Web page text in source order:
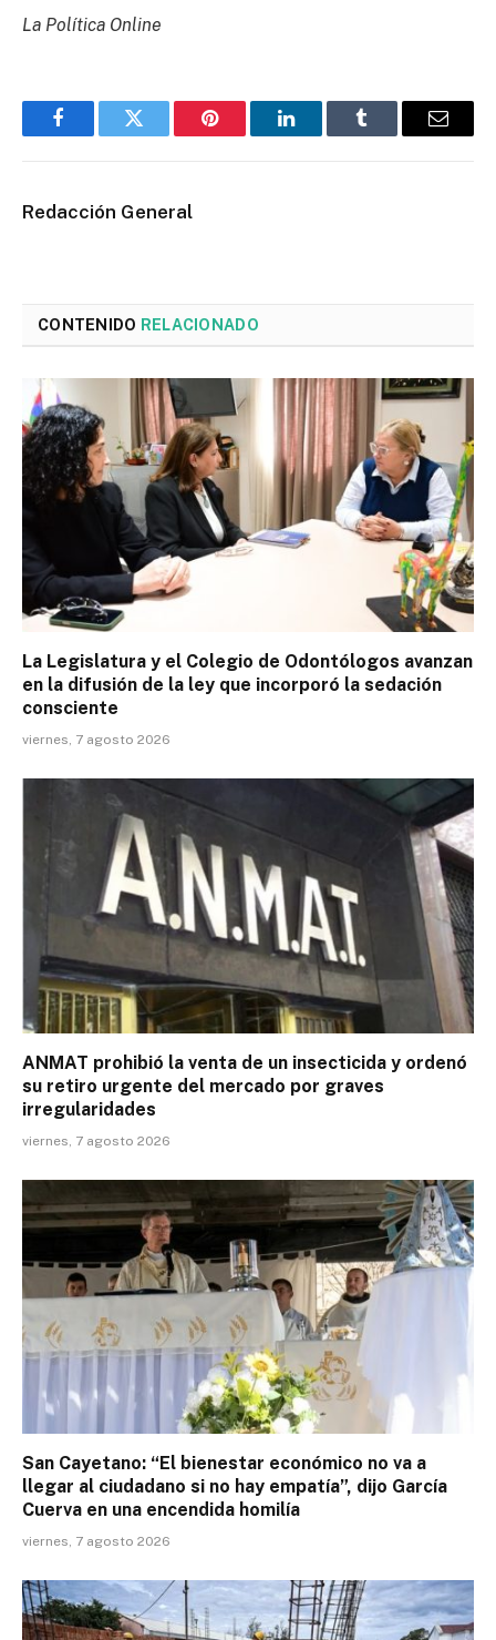
La Política Online
FacebookTwitter Pinterest LinkedInTumblr Email
Redacción General
CONTENIDO RELACIONADO
La Legislatura y el Colegio de Odontólogos avanzan
en la difusión de la ley que incorporó la sedación
consciente
viernes, 7 agosto 2026
ANMAT prohibió la venta de un insecticida y ordenó
su retiro urgente del mercado por graves
irregularidades
viernes, 7 agosto 2026
San Cayetano: “El bienestar económico no va a
llegar al ciudadano si no hay empatía”, dijo García
Cuerva en una encendida homilía
viernes, 7 agosto 2026